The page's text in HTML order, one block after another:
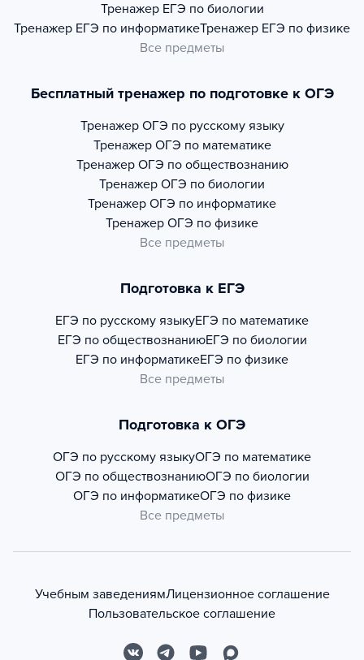
Тренажер ЕГЭ по биологии
Тренажер ЕГЭ по информатикеТренажер ЕГЭ по физике
Все предметы
Бесплатный тренажер по подготовке к ОГЭ
Тренажер ОГЭ по русскому языку
Тренажер ОГЭ по математике
Тренажер ОГЭ по обществознанию
Тренажер ОГЭ по биологии
Тренажер ОГЭ по информатике
Тренажер ОГЭ по физике
Все предметы
Подготовка к ЕГЭ
ЕГЭ по русскому языкуЕГЭ по математике
ЕГЭ по обществознаниюЕГЭ по биологии
ЕГЭ по информатикеЕГЭ по физике
Все предметы
Подготовка к ОГЭ
ОГЭ по русскому языкуОГЭ по математике
ОГЭ по обществознаниюОГЭ по биологии
ОГЭ по информатикеОГЭ по физике
Все предметы
Учебным заведениямЛицензионное соглашение
Пользовательское соглашение